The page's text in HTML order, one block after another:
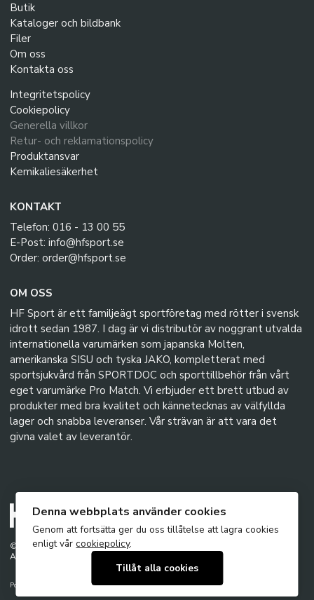
Butik
Kataloger och bildbank
Filer
Om oss
Kontakta oss
Integritetspolicy
Cookiepolicy
Generella villkor
Retur- och reklamationspolicy
Produktansvar
Kemikaliesäkerhet
KONTAKT
Telefon: 016 - 13 00 55
E-Post: info@hfsport.se
Order: order@hfsport.se
OM OSS
HF Sport är ett familjeägt sportföretag med rötter i svensk
idrott sedan 1987. I dag är vi distributör av noggrant utvalda
internationella varumärken som japanska Molten,
amerikanska SISU och tyska JAKO, kompletterat med
sportsjukvård från SPORTDOC och sporttillbehör från vårt
eget varumärke Pro Match. Vi erbjuder ett brett utbud av
produkter med bra kvalitet och kännetecknas av välfyllda
lager och snabba leveranser. Vår strävan är att vara det
givna valet av leverantör.
© 2026 - HF Sport AB
Alla rättigheter förbehållna
Powered by
Denna webbplats använder cookies
Genom att fortsätta ger du oss tillåtelse att lagra cookies
enligt vårcookiepolicy.
Tillåt alla cookies